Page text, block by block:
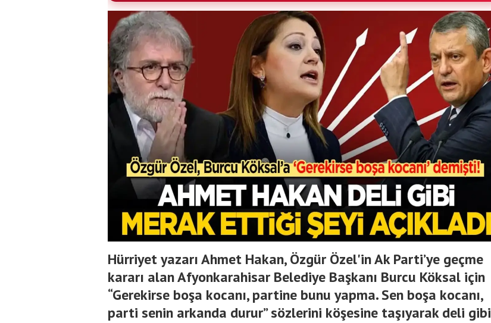
Hürriyet yazarı Ahmet Hakan, Özgür Özel'in Ak Parti’ye geçme
kararı alan Afyonkarahisar Belediye Başkanı Burcu Köksal için
“Gerekirse boşa kocanı, partine bunu yapma. Sen boşa kocanı,
parti senin arkanda durur” sözlerini köşesine taşıyarak deli gibi